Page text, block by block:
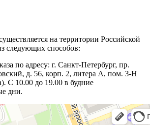
на территории Российской
следующих способов:
по адресу: г. Санкт-Петербург, пр.
д. 56, корп. 2, литера А, пом. 3-Н
С 10.00 до 19.00 в будние
дни.